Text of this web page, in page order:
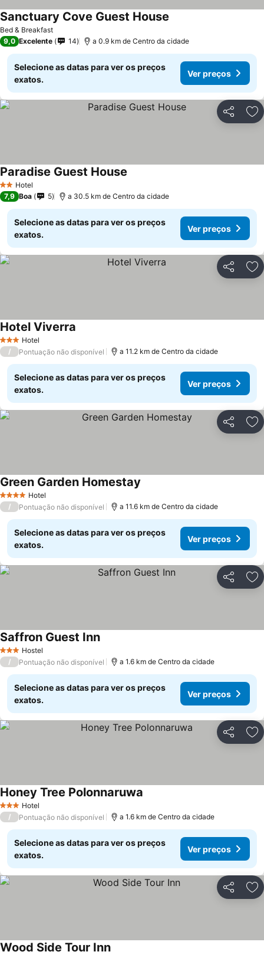
Bed & Breakfast
Sanctuary Cove Guest House
9,0 Excelente 14 a 0.9 km de Centro da cidade
Selecione as datas para ver os preços
exatos.
Ver preços
Partilhar
2 Estrelas
Hotel
Paradise Guest House
7,9 Boa 5 a 30.5 km de Centro da cidade
Selecione as datas para ver os preços
exatos.
Ver preços
Partilhar
3 EstrelasHotel
Hotel Viverra
/ Pontuação não disponível a 11.2 km de Centro da cidade
Selecione as datas para ver os preços
exatos.
Ver preços
Partilhar
4 EstrelasHotel
Green Garden Homestay
/ Pontuação não disponível a 11.6 km de Centro da cidade
Selecione as datas para ver os preços
exatos.
Ver preços
Partilhar
3 EstrelasHostel
Saffron Guest Inn
/ Pontuação não disponível a 1.6 km de Centro da cidade
Selecione as datas para ver os preços
exatos.
Ver preços
Partilhar
3 EstrelasHotel
Honey Tree Polonnaruwa
/ Pontuação não disponível a 1.6 km de Centro da cidade
Selecione as datas para ver os preços
exatos.
Ver preços
Partilhar
Wood Side Tour Inn